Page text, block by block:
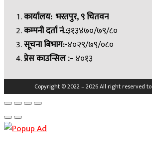
कार्यालय: भरतपुर, ९ चितवन
कम्पनी दर्ता नं.:३१३४७०/७९/८०
सूचना बिभाग:-४०२९/७९/०८०
प्रेस काउन्सिल:- ४०१३
Copyright © 2022 – 2026 All right reserved to